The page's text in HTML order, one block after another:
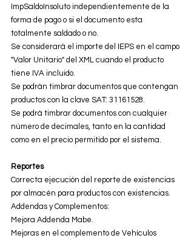
ImpSaldoInsoluto independientemente de la
forma de pago o si el documento esta
totalmente saldado o no.
Se considerará el importe del IEPS en el campo
"Valor Unitario" del XML cuando el producto
tiene IVA incluido.
Se podrán timbrar documentos que contengan
productos con la clave SAT: 31161528.
Se podrá timbrar documentos con cualquier
número de decimales, tanto en la cantidad
como en el precio permitido por el sistema.
Reportes
Correcta ejecución del reporte de existencias
por almacén para productos con existencias.
Addendas y Complementos:
Mejora Addenda Mabe.
Mejoras en el complemento de Vehículos